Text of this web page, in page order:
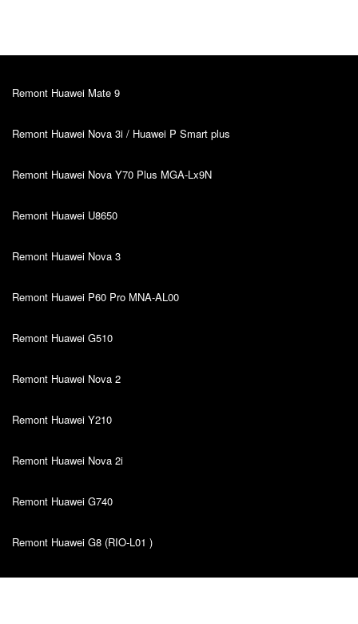
Remont Huawei Mate 9
Remont Huawei Nova 3i / Huawei P Smart plus
Remont Huawei Nova Y70 Plus MGA-Lx9N
Remont Huawei U8650
Remont Huawei Nova 3
Remont Huawei P60 Pro MNA-AL00
Remont Huawei G510
Remont Huawei Nova 2
Remont Huawei Y210
Remont Huawei Nova 2i
Remont Huawei G740
Remont Huawei G8 (RIO-L01 )